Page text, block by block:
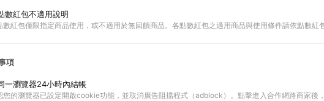
數紅包不適用說明
數紅包僅限指定商品使用，或不適用於無回饋商品。各點數紅包之適用商品與使用條件請依點數紅
項
一瀏覽器24小時內結帳
您的瀏覽器已設定開啟cookie功能，並取消廣告阻擋程式（adblock）。點擊進入合作網路商家後